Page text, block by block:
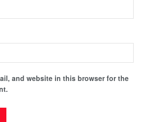
and website in this browser for the